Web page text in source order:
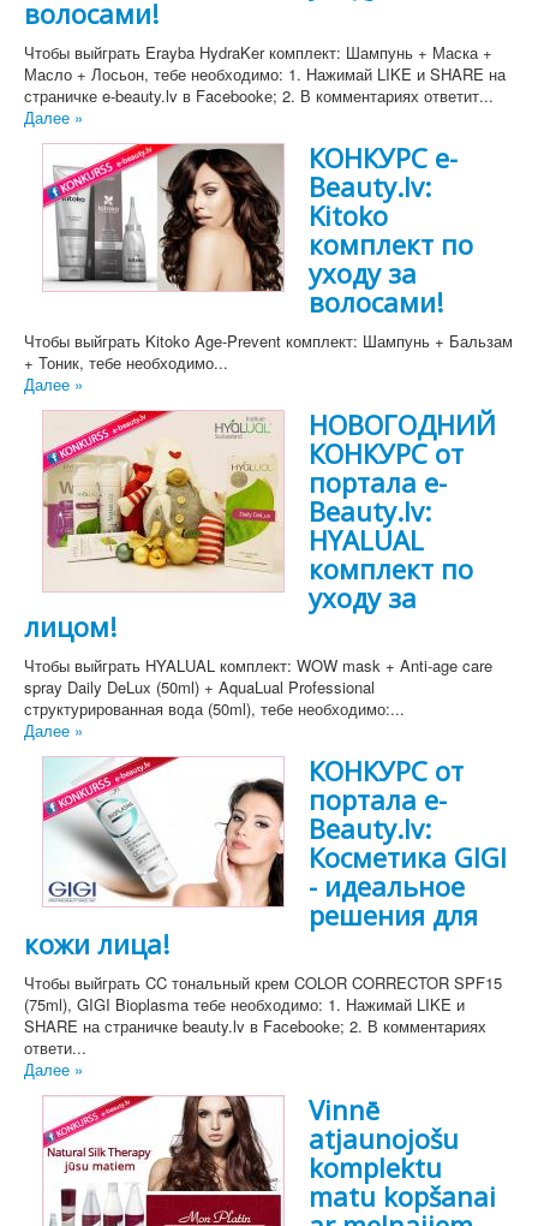
волосами!
Чтобы выйграть Erayba HydraKer комплект: Шампунь + Маска +
Масло + Лосьон, тебе необходимо: 1. Нажимай LIKE и SHARE на
страничке e-beauty.lv в Facebookе; 2. В комментариях ответит...
Далее »
КОНКУРС e-
Beauty.lv:
Kitoko
комплект по
уходу за
волосами!
Чтобы выйграть Kitoko Age-Prevent комплект: Шампунь + Бальзам
+ Тоник, тебе необходимо...
Далее »
НОВОГОДНИЙ
КОНКУРС от
портала e-
Beauty.lv:
HYALUAL
комплект по
уходу за
лицом!
Чтобы выйграть HYALUAL комплект: WOW mask + Anti-age care
spray Daily DeLux (50ml) + AquaLual Professional
структурированная вода (50ml), тебе необходимо:...
Далее »
КОНКУРС от
портала e-
Beauty.lv:
Косметика GIGI
- идеальное
решения для
кожи лица!
Чтобы выйграть CC тональный крем COLOR CORRECTOR SPF15
(75ml), GIGI Bioplasma тебе необходимо: 1. Нажимай LIKE и
SHARE на страничке beauty.lv в Facebookе; 2. В комментариях
ответи...
Далее »
Vinnē
atjaunojošu
komplektu
matu kopšanai